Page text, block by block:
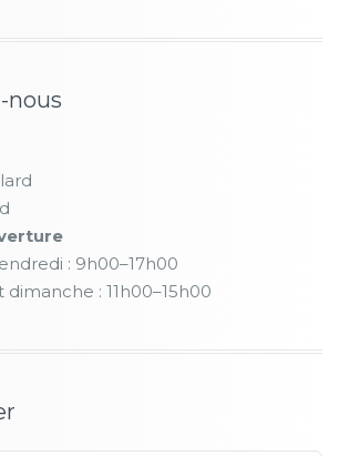
nous
: 9h00–17h00
dimanche : 11h00–15h00